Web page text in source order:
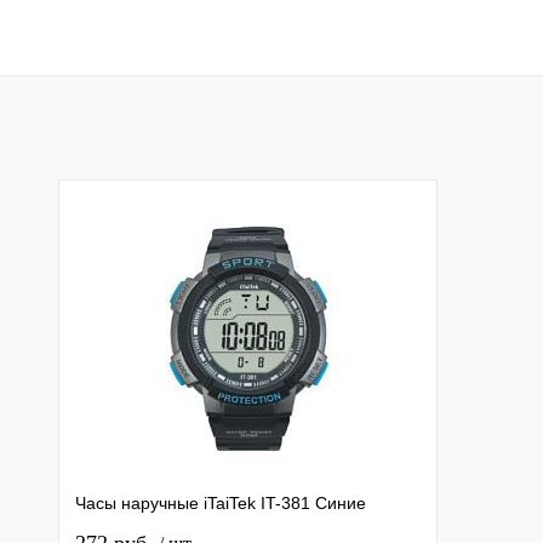
Часы наручные iTaiTek IT-381 Синие